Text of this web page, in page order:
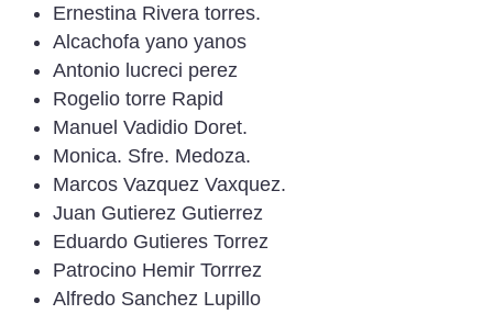
Ernestina Rivera torres.
Alcachofa yano yanos
Antonio lucreci perez
Rogelio torre Rapid
Manuel Vadidio Doret.
Monica. Sfre. Medoza.
Marcos Vazquez Vaxquez.
Juan Gutierez Gutierrez
Eduardo Gutieres Torrez
Patrocino Hemir Torrrez
Alfredo Sanchez Lupillo